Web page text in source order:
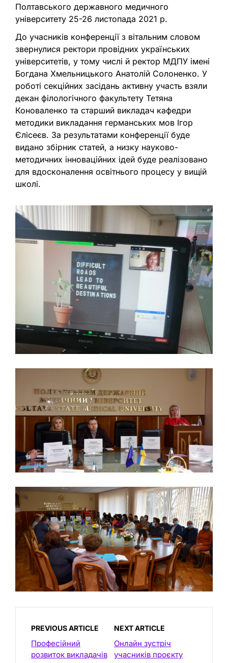
Полтавського державного медичного
університету 25-26 листопада 2021 р.
До учасників конференції з вітальним словом
звернулися ректори провідних українських
університетів, у тому числі й ректор МДПУ імені
Богдана Хмельницького Анатолій Солоненко. У
роботі секційних засідань активну участь взяли
декан філологічного факультету Тетяна
Коноваленко та старший викладач кафедри
методики викладання германських мов Ігор
Єлісеєв. За результатами конференції буде
видано збірник статей, а низку науково-
методичних інноваційних ідей буде реалізовано
для вдосконалення освітнього процесу у вищій
школі.
PREVIOUS ARTICLE
Професійний
розвиток викладачів
NEXT ARTICLE
Онлайн зустріч
учасників проєкту